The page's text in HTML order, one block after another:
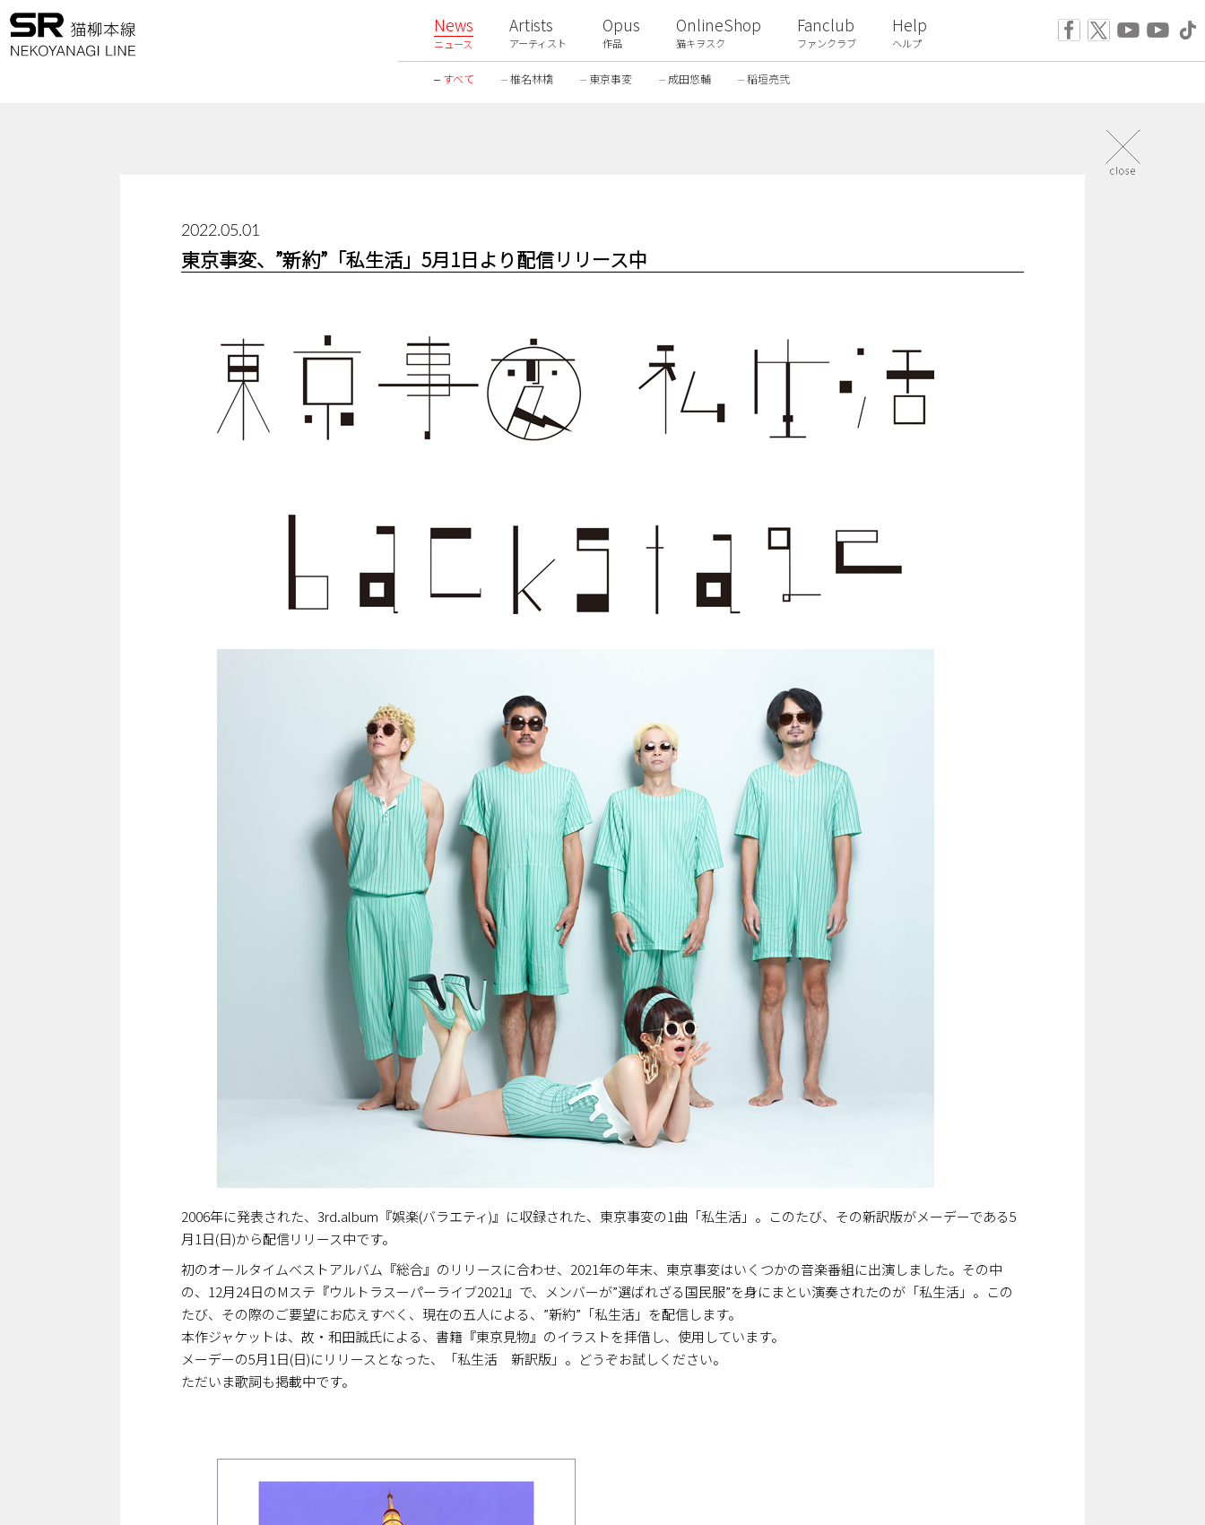
News
ニュース
Artists
アーティスト
Opus
作品
OnlineShop
猫キヲスク
Fanclub
ファンクラブ
Help
ヘルプ
すべて 椎名林檎 東京事変 成田悠輔 稲垣亮弐
2022.05.01
東京事変、”新約”「私生活」5月1日より配信リリース中
2006年に発表された、3rd.album『娯楽(バラエティ)』に収録された、東京事変の1曲「私生活」。このたび、その新訳版がメーデーである5
月1日(日)から配信リリース中です。
初のオールタイムベストアルバム『総合』のリリースに合わせ、2021年の年末、東京事変はいくつかの音楽番組に出演しました。その中
の、12月24日のMステ『ウルトラスーパーライブ2021』で、メンバーが”選ばれざる国民服”を身にまとい演奏されたのが「私生活」。この
たび、その際のご要望にお応えすべく、現在の五人による、”新約”「私生活」を配信します。
本作ジャケットは、故・和田誠氏による、書籍『東京見物』のイラストを拝借し、使用しています。
メーデーの5月1日(日)にリリースとなった、「私生活 新訳版」。どうぞお試しください。
ただいま歌詞も掲載中です。